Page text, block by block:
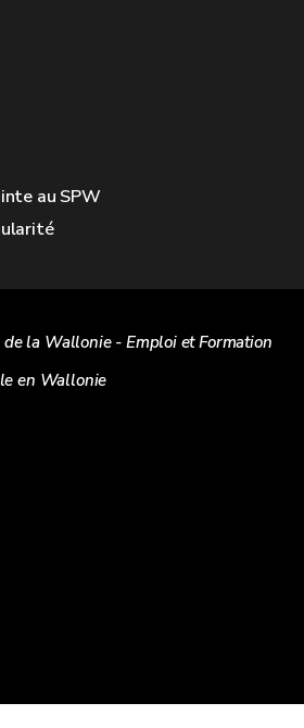
au SPW
la Wallonie - Emploi et Formation
en Wallonie